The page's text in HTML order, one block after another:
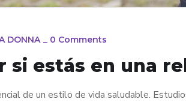
DONNA _ 0 Comments
si estás en una
de un estilo de vida saludable.